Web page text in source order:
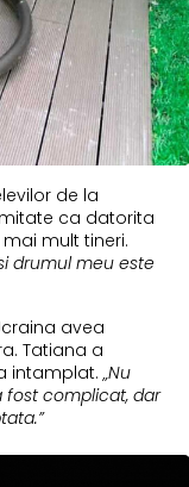
de la
ca datorita
mult tineri.
drumul meu este
avea
Tatiana a
intamplat. „Nu
complicat, dar